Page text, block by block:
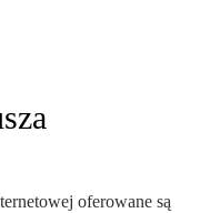
oferowane są